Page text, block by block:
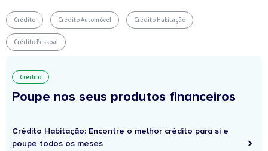
Crédito Crédito Automóvel Crédito Habitação
Crédito Pessoal
Crédito
Poupe nos seus produtos financeiros
Crédito Habitação: Encontre o melhor crédito para si e
poupe todos os meses